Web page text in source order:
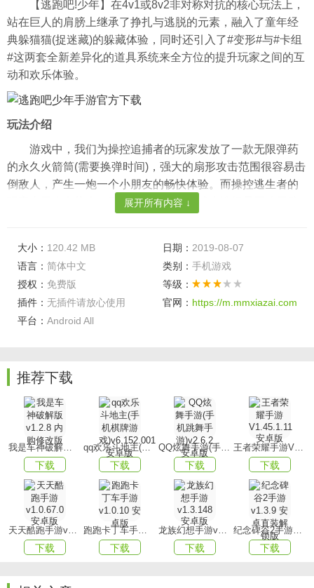
【逃跑吧!少年】在4v1或8v2非对称对抗的核心玩法上，
站在巨人的肩膀上继承了挣扎与逃脱的元素，融入了童年经
典躲猫猫(捉迷藏)的躲藏体验，同时还引入了#变形#与#卡组
#这两套全新差异化的道具系统来全方位的提升玩家之间的互
动和欢乐体验。
玩法介绍
游戏中，我们为操控追捕者的玩家发放了一款无限弹药
的永久火箭筒(需要换弹时间)，强大的扇形攻击范围很容易击
倒敌人，产生一炮一个小朋友的畅快体验。而操控逃生者的
玩家由于人多势众，则需要通过卡组构成来选择是否使用武
或已被捕状态时则游戏结束。
目前可使用的卡组共有10张，另有5张处于制作阶段。单
局游戏中大家最多只能选6张卡作为自己的登场卡组，每张卡
点。
对局完成后玩家会获得金币奖励，金币可以对卡组进行
升级。更高等级的卡组拥有更高的属性，卡组的等级上限会
随着玩家的段位提升而成长。
#变形#道具
我们在地图中设计了可拾取的变形道具，使用后可以在
一段时间内变成地图中的道具，例如长椅、木箱或花盆等，
使用时机恰当的话可以完美融入背景，骗过来势汹汹的追捕
展开所有内容 ↓
大小： 120.42 MB 日期： 2019-08-07
语言： 简体中文 类别： 手机游戏
授权： 免费版
等级：
插件： 无插件请放心使用 官网： https://m.mmxiazai.com
平台： Android All
推荐下载
我是车神破解版v1.2.8 内购修改版
下载
qq欢乐斗地主(手机棋牌游戏)v6.152.001安卓版
下载
QQ炫舞手游(手机跳舞手游)v2.6.2 安卓版
下载
王者荣耀手游V1.45.1.11 安卓版
下载
天天酷跑手游v1.0.67.0安卓版
下载
跑跑卡丁车手游v1.0.10 安卓版
下载
龙族幻想手游v1.3.148 安卓版
下载
纪念碑谷2手游v1.3.9 安卓直装解锁版
下载